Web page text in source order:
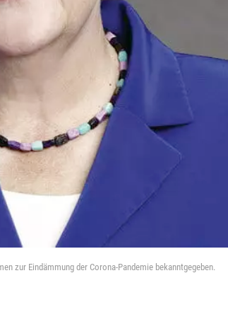
zur Eindämmung der Corona-Pandemie bekanntgegeben.